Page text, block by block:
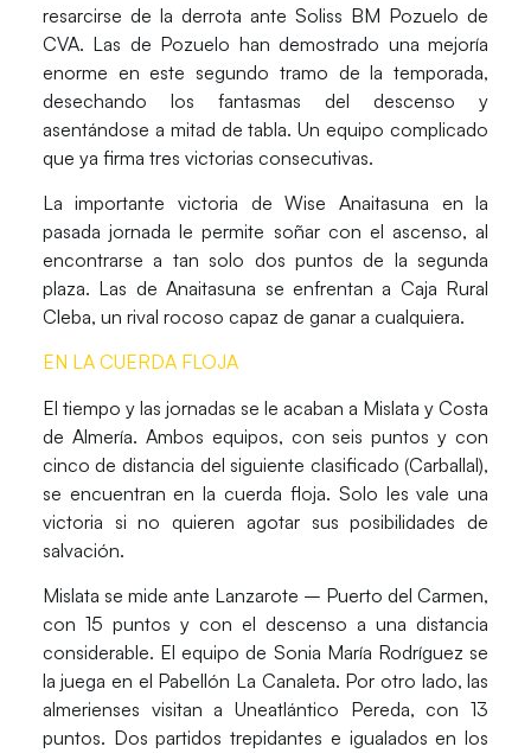
resarcirse de la derrota ante Soliss BM Pozuelo de
CVA. Las de Pozuelo han demostrado una mejoría
enorme en este segundo tramo de la temporada,
desechando los fantasmas del descenso y
asentándose a mitad de tabla.Un equipo complicado
que ya firma tres victorias consecutivas.
La importante victoria de Wise Anaitasuna en la
pasada jornada le permite soñar con el ascenso, al
encontrarse a tan solo dos puntos de la segunda
plaza. Las de Anaitasuna se enfrentan a Caja Rural
Cleba, un rival rocoso capaz de ganar a cualquiera.
EN LA CUERDA FLOJA
El tiempo y las jornadas se le acaban a Mislata y Costa
de Almería. Ambos equipos, con seis puntos y con
cinco de distancia del siguiente clasificado (Carballal),
se encuentran en la cuerda floja. Solo les vale una
victoria si no quieren agotar sus posibilidades de
salvación.
Mislata se mide ante Lanzarote – Puerto del Carmen,
con 15 puntos y con el descenso a una distancia
considerable. El equipo de Sonia María Rodríguez se
la juega en el Pabellón La Canaleta. Por otro lado,las
almerienses visitan a Uneatlántico Pereda, con 13
puntos. Dos partidos trepidantes e igualados en los